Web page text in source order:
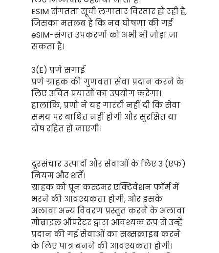
ESIM संगतता सूची लगातार विस्तार हो रही है,
जिसका मतलब है कि नव घोषणा की गई
eSIM-संगत उपकरणों को अभी भी जोड़ा जा
सकता है।
3(E) प्रणे सगाई
प्रणे ग्राहक की गुणवत्ता सेवा प्रदान करने के
लिए उचित प्रयासों का उपयोग करेगा।
हालांकि, प्रणो ने यह गारंटी नहीं दी कि सेवा
समय पर बाधित नहीं होगी और सुरक्षित या
दोष रहित हो जाएगी।
दूरसंचार उत्पादों और सेवाओं के लिए 3 (एफ)
नियम और शर्तें।
ग्राहक को प्रून कस्टमर एक्टिवेशन फॉर्म में
भरने की आवश्यकता होगी, और इसके
अलावा अन्य विवरण प्रस्तुत करने के अलावा
मोबाइल ऑपरेटर द्वारा आवश्यक रूप से उन्हें
प्रदान की गई सेवाओं का सब्सक्राइब करने
के लिए पात्र बनने की आवश्यकता होगी।